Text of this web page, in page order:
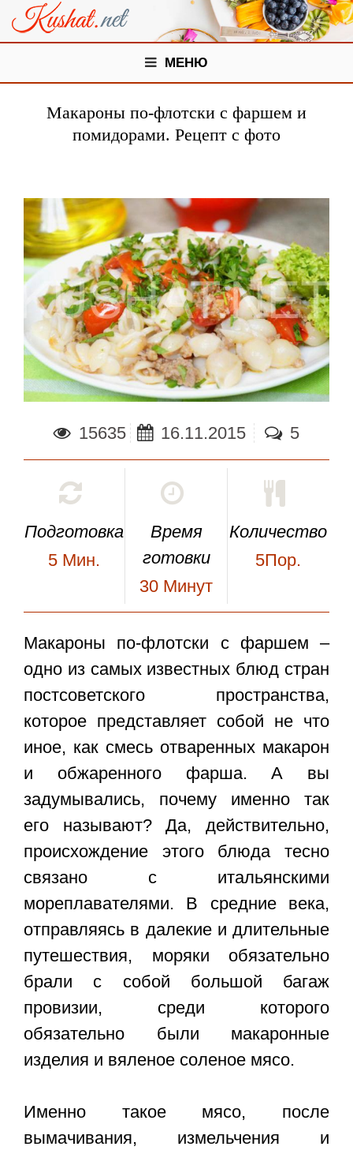
МЕНЮ
Макароны по-флотски с фаршем и
помидорами. Рецепт с фото
15635 16.11.2015 5
Подготовка
5 Мин.
Время
готовки
30 Минут
Количество
5Пор.
Макароны по-флотски с фаршем –
одно из самых известных блюд стран
постсоветского пространства,
которое представляет собой не что
иное, как смесь отваренных макарон
и обжаренного фарша. А вы
задумывались, почему именно так
его называют? Да, действительно,
происхождение этого блюда тесно
связано с итальянскими
мореплавателями. В средние века,
отправляясь в далекие и длительные
путешествия, моряки обязательно
брали с собой большой багаж
провизии, среди которого
обязательно были макаронные
изделия и вяленое соленое мясо.
Именно такое мясо, после
вымачивания, измельчения и